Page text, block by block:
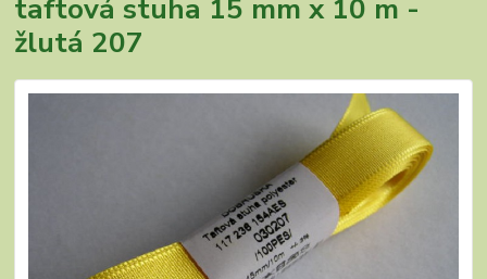
taftová stuha 15 mm x 10 m -
žlutá 207